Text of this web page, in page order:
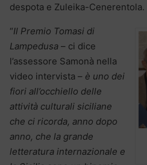
despota e Zuleika-Cenerentola.
“Il Premio Tomasi di
Lampedusa – ci dice
l’assessore Samonà nella
video intervista – è uno dei
fiori all’occhiello delle
attività culturali siciliane
che ci ricorda, anno dopo
anno, che la grande
letteratura internazionale e